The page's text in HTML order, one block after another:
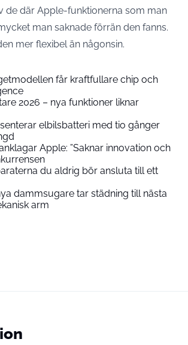
de där Apple-funktionerna som man
man saknade förrän den fanns.
mer flexibel än någonsin.
får kraftfullare chip och
2026 – nya funktioner liknar
elbilsbatteri med tio gånger
Apple: ”Saknar innovation och
du aldrig bör ansluta till ett
dammsugare tar städning till nästa
arm